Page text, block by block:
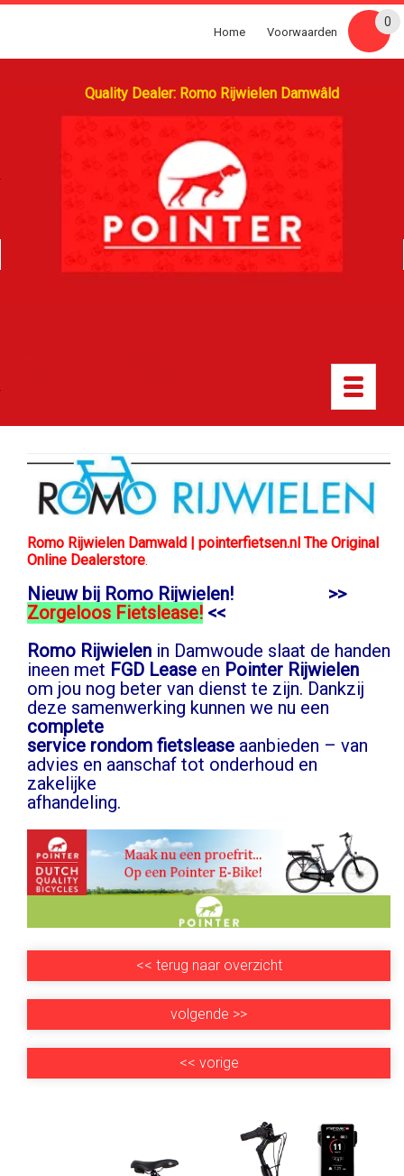
Quality Dealer: Romo Rijwielen Damwâld
Home Voorwaarden
0
Toggle
Romo Rijwielen Damwald | pointerfietsen.nl The Original
Online Dealerstore.
Nieuw bij Romo Rijwielen! >>
Zorgeloos Fietslease! <<
Romo Rijwielen in Damwoude slaat de handen
ineen met FGD Lease en Pointer Rijwielen
om jou nog beter van dienst te zijn. Dankzij
deze samenwerking kunnen we nu een
complete
service rondom fietslease aanbieden – van
advies en aanschaf tot onderhoud en
zakelijke
afhandeling.
<< terug naar overzicht
volgende >>
<< vorige